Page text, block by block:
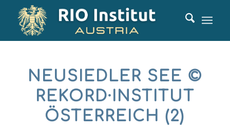
NEUSIEDLER SEE ©
REKORD·INSTITUT
ÖSTERREICH (2)